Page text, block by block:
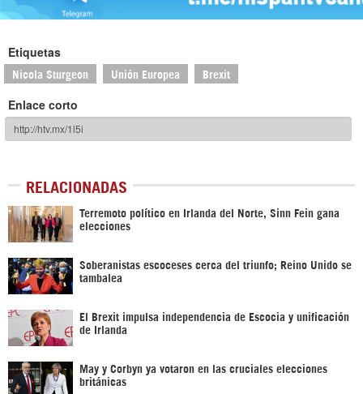
Etiquetas
Nicola Sturgeon Unión Europea Brexit
Enlace corto
RELACIONADAS
Terremoto político en Irlanda del Norte, Sinn Fein gana
elecciones
Soberanistas escoceses cerca del triunfo; Reino Unido se
tambalea
El Brexit impulsa independencia de Escocia y unificación
de Irlanda
May y Corbyn ya votaron en las cruciales elecciones
británicas